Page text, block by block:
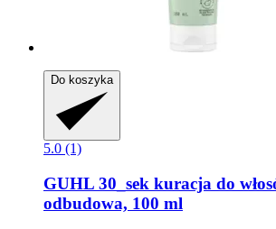
Do koszyka
5.0 (1)
GUHL 30_sek kuracja do
odbudowa, 100 ml